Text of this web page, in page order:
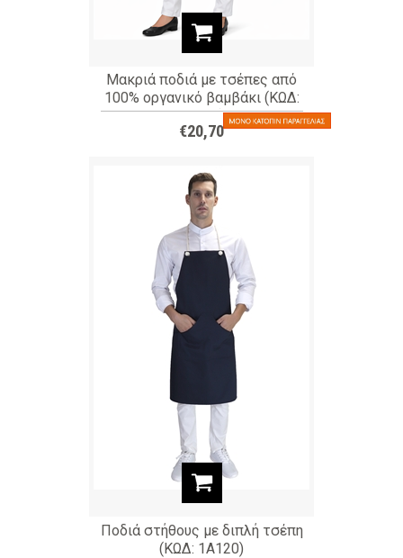
Μακριά ποδιά με τσέπες από
100% οργανικό βαμβάκι (ΚΩΔ:
03569)
€20,70
Ποδιά στήθους με διπλή τσέπη
(ΚΩΔ: 1A120)